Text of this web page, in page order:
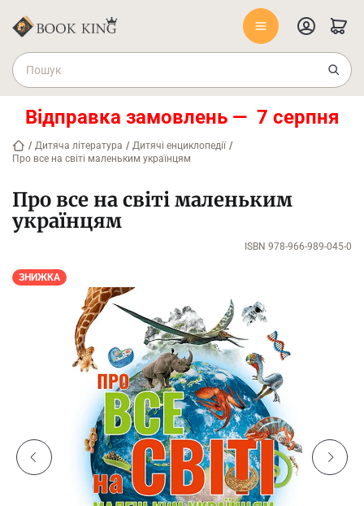
Відправка замовлень — 7 серпня
/ Дитяча література / Дитячі енциклопедії /
Про все на світі маленьким українцям
Про все на світі маленьким
українцям
ISBN 978-966-989-045-0
ЗНИЖКА